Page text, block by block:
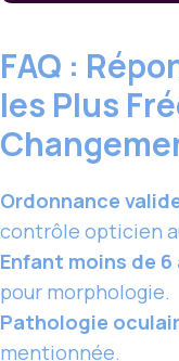
FAQ :
les Plus
Ordonnance
contrôle opticien
Enfant moins de 6
pour morphologie.
Pathologie
mentionnée.